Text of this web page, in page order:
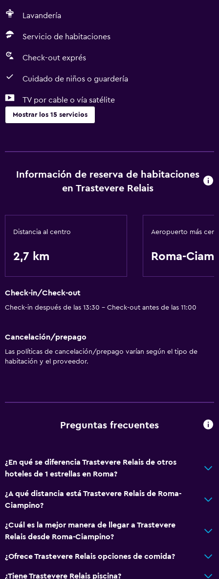
Lavandería
Servicio de habitaciones
Check-out exprés
Cuidado de niños o guardería
TV por cable o vía satélite
Mostrar los 15 servicios
Lavandería
Servicios de lavandería/tintorería
Check-out exprés
Servicios básicos
Estacionamiento y transporte
Cocina
TV por cable o vía satélite
Habitaciones para no fumadores disponibles
Comedor
Actividades
Información de reserva de habitaciones
en Trastevere Relais
Distancia al centro
2,7 km
Aeropuerto más
Roma-
Check-in/Check-out
Check-in después de las 13:30 - Check-out antes de las 11:00
Cancelación/prepago
Las políticas de cancelación/prepago varían según el tipo de
habitación y el proveedor.
Preguntas frecuentes
¿En qué se diferencia Trastevere Relais de otros
hoteles de 1 estrellas en Roma?
¿A qué distancia está Trastevere Relais de Roma-
Ciampino?
¿Cuál es la mejor manera de llegar a Trastevere
Relais desde Roma-Ciampino?
¿Ofrece Trastevere Relais opciones de comida?
¿Tiene Trastevere Relais piscina?